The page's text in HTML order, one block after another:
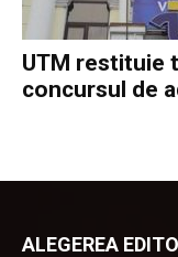
UTM restituie
concursul de
ALEGEREA